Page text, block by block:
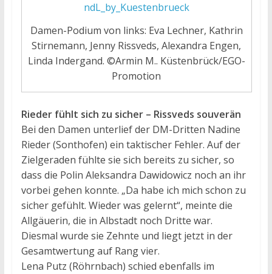
Damen-Podium von links: Eva Lechner, Kathrin
Stirnemann, Jenny Rissveds, Alexandra Engen,
Linda Indergand. ©Armin M.. Küstenbrück/EGO-
Promotion
Rieder fühlt sich zu sicher – Rissveds souverän
Bei den Damen unterlief der DM-Dritten Nadine
Rieder (Sonthofen) ein taktischer Fehler. Auf der
Zielgeraden fühlte sie sich bereits zu sicher, so
dass die Polin Aleksandra Dawidowicz noch an ihr
vorbei gehen konnte. „Da habe ich mich schon zu
sicher gefühlt. Wieder was gelernt“, meinte die
Allgäuerin, die in Albstadt noch Dritte war.
Diesmal wurde sie Zehnte und liegt jetzt in der
Gesamtwertung auf Rang vier.
Lena Putz (Röhrnbach) schied ebenfalls im